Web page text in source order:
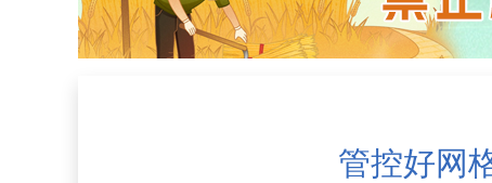
管控好网